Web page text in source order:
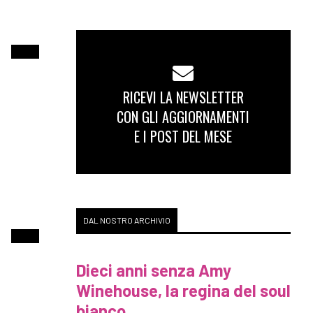
RICEVI LA NEWSLETTER
CON GLI AGGIORNAMENTI
E I POST DEL MESE
DAL NOSTRO ARCHIVIO
Dieci anni senza Amy
Winehouse, la regina del soul